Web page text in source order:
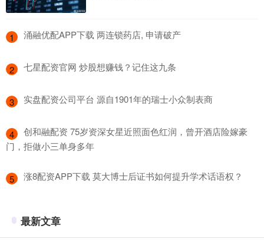
1 ​涌融优配APP下载 两连锁药店, 申请破产
2 ​七星配资官网 炒股想赚钱？记住这九条
3 ​实盘配资公司平台 源自1901年的瑞士小众制表商
4
​创和融配资 75岁资深女星近照面色红润，曾开酒店险嫁豪
门，拒做小三单身多年
5 ​涨8配资APP下载 莫大博士后证书如何提升学术话语权？
最新文章